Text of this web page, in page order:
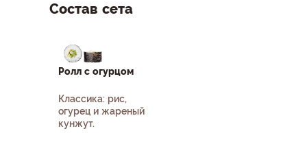
Состав сета
Ролл с огурцом
Классика: рис,
огурец и жареный
кунжут.